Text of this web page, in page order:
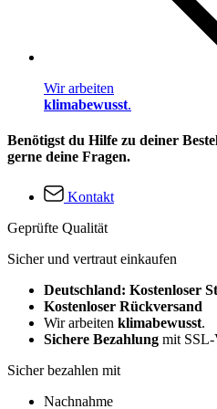
Wir arbeiten
klimabewusst.
Benötigst du Hilfe zu deiner
gerne deine Fragen.
Kontakt
Geprüfte Qualität
Sicher und vertraut einkaufen
Deutschland: Kostenloser
Kostenloser Rückversand
Wir arbeiten klimabewusst.
Sichere Bezahlung mit SSL-
Sicher bezahlen mit
Nachnahme